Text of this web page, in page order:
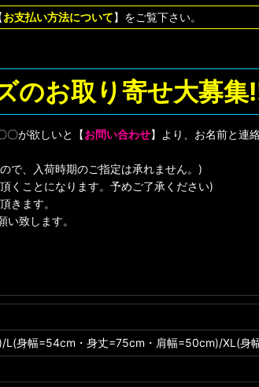
お支払い方法について】をご覧下さい。
のお取り寄せ大募
〇が欲しいと【お問い合わせ】より、お名前と連
で、入荷時期のご指定は承れません。)
くことになります。予めご了承ください)
きます。
致します。
身幅=54cm・身丈=75cm・肩幅=50cm)/XL(身